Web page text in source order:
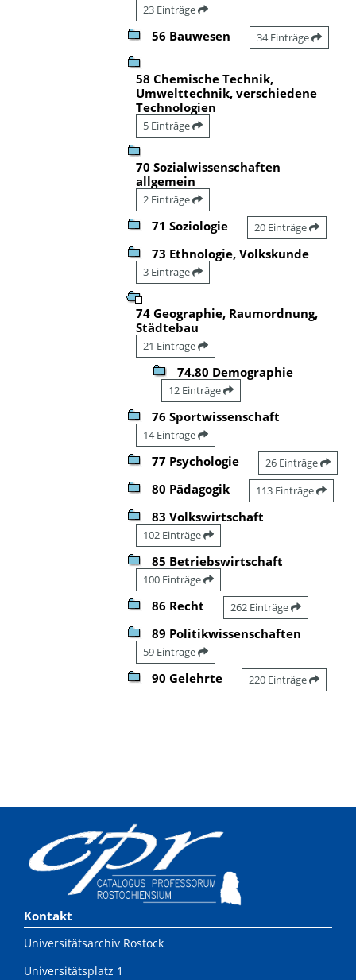
23 Einträge
56 Bauwesen 34 Einträge
58 Chemische Technik,
Umwelttechnik, verschiedene
Technologien
5 Einträge
70 Sozialwissenschaften
allgemein
2 Einträge
71 Soziologie 20 Einträge
73 Ethnologie, Volkskunde
3 Einträge
74 Geographie, Raumordnung,
Städtebau
21 Einträge
74.80 Demographie
12 Einträge
76 Sportwissenschaft
14 Einträge
77 Psychologie 26 Einträge
80 Pädagogik 113 Einträge
83 Volkswirtschaft
102 Einträge
85 Betriebswirtschaft
100 Einträge
86 Recht 262 Einträge
89 Politikwissenschaften
59 Einträge
90 Gelehrte 220 Einträge
Kontakt
Universitätsarchiv Rostock
Universitätsplatz 1